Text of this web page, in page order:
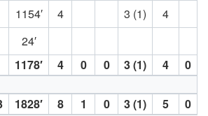
1154′ 4 3 (1)
4
24′
1178′ 4 0 0 3 (1) 4 0
1828′ 8 1 0 3 (1) 5 0